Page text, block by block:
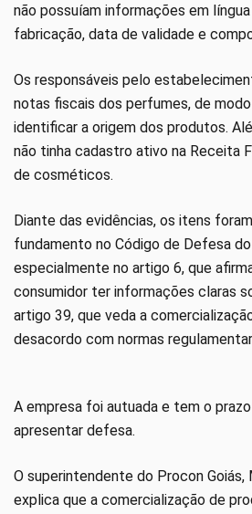
não possuíam informações em
fabricação, data de validade e
Os responsáveis pelo
notas fiscais dos perfumes, de
identificar a origem dos produtos.
não tinha cadastro ativo na Receita
de cosméticos.
Diante das evidências, os itens
fundamento no Código de Defesa do
especialmente no artigo 6, que
consumidor ter informações claras
artigo 39, que veda a
desacordo com normas
A empresa foi autuada e tem o
apresentar defesa.
O superintendente do Procon
explica que a comercialização de